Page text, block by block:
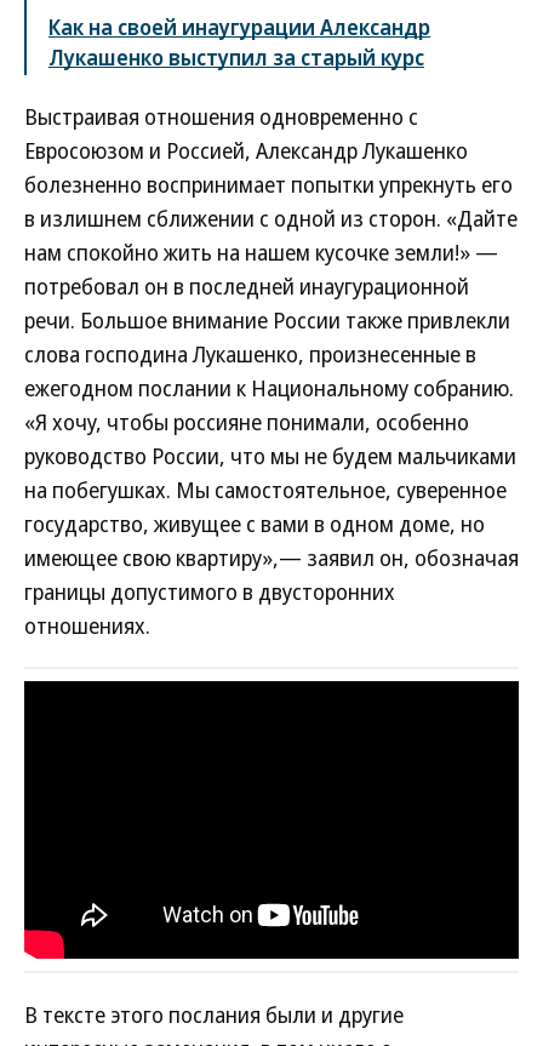
Как на своей инаугурации Александр
Лукашенко выступил за старый курс
Выстраивая отношения одновременно с
Евросоюзом и Россией, Александр Лукашенко
болезненно воспринимает попытки упрекнуть его
в излишнем сближении с одной из сторон. «Дайте
нам спокойно жить на нашем кусочке земли!» —
потребовал он в последней инаугурационной
речи. Большое внимание России также привлекли
слова господина Лукашенко, произнесенные в
ежегодном послании к Национальному собранию.
«Я хочу, чтобы россияне понимали, особенно
руководство России, что мы не будем мальчиками
на побегушках. Мы самостоятельное, суверенное
государство, живущее с вами в одном доме, но
имеющее свою квартиру»,— заявил он, обозначая
границы допустимого в двусторонних
отношениях.
В тексте этого послания были и другие